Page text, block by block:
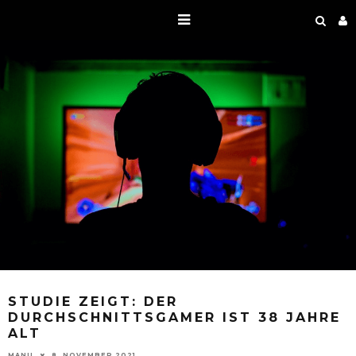
STUDIE ZEIGT: DER
DURCHSCHNITTSGAMER IST 38 JAHRE
ALT